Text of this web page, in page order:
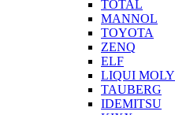
TOTAL
MANNOL
TOYOTA
ZENQ
ELF
LIQUI MOLY
TAUBERG
IDEMITSU